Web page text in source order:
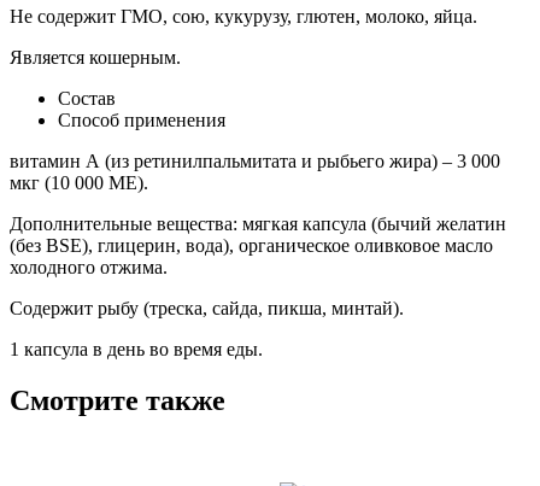
Не содержит ГМО, сою, кукурузу, глютен, молоко, яйца.
Является кошерным.
Состав
Способ применения
витамин А (из ретинилпальмитата и рыбьего жира) – 3 000
мкг (10 000 МЕ).
Дополнительные вещества: мягкая капсула (бычий желатин
(без BSE), глицерин, вода), органическое оливковое масло
холодного отжима.
Содержит рыбу (треска, сайда, пикша, минтай).
1 капсула в день во время еды.
Смотрите также